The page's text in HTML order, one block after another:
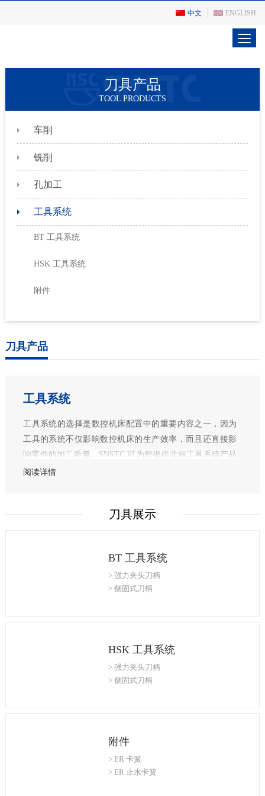
中文 ENGLISH
刀具产品
TOOL PRODUCTS
车削
铣削
孔加工
工具系统
BT 工具系统
HSK 工具系统
附件
刀具产品
工具系统
工具系统的选择是数控机床配置中的重要内容之一，因为
工具的系统不仅影响数控机床的生产效率，而且还直接影
响零件的加工质量。SNSTC 可为您提供非标工具系统产品
的定制化服务，根据数控机床（或加工中心）的性能与数
阅读详情
刀具展示
BT 工具系统
> 强力夹头刀柄
> 侧固式刀柄
> BT 微补偿刀柄
HSK 工具系统
> 强力夹头刀柄
> 侧固式刀柄
> HSK 微补偿刀柄
附件
> ER 卡簧
> ER 止水卡簧